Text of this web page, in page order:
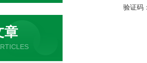
验证码：
章